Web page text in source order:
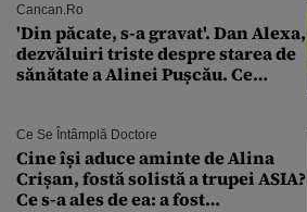
Cancan.ro
'Din păcate, s-a gravat'. Dan Alexa,
dezvăluiri triste despre starea de
sănătate a Alinei Pușcău. Ce
Ce Se Întâmplă Doctore
Cine își aduce aminte de Alina
Crișan, fostă solistă a trupei ASIA?
Ce s-a ales de ea: a fost